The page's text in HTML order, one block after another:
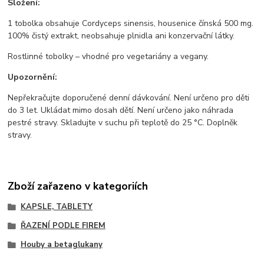
Složení:
1 tobolka obsahuje Cordyceps sinensis, housenice čínská 500 mg.
100% čistý extrakt, neobsahuje plnidla ani konzervační látky.
Rostlinné tobolky – vhodné pro vegetariány a vegany.
Upozornění:
Nepřekračujte doporučené denní dávkování. Není určeno pro děti
do 3 let. Ukládat mimo dosah dětí. Není určeno jako náhrada
pestré stravy. Skladujte v suchu při teplotě do 25 °C. Doplněk
stravy.
Zboží zařazeno v kategoriích
KAPSLE, TABLETY
ŘAZENÍ PODLE FIREM
Houby a betaglukany